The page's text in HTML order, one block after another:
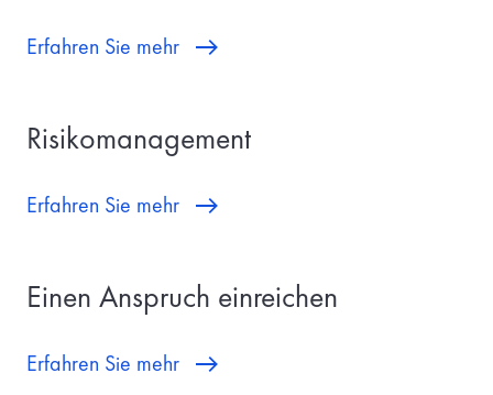
Erfahren Sie mehr
Risikomanagement
Erfahren Sie mehr
Einen Anspruch einreichen
Erfahren Sie mehr